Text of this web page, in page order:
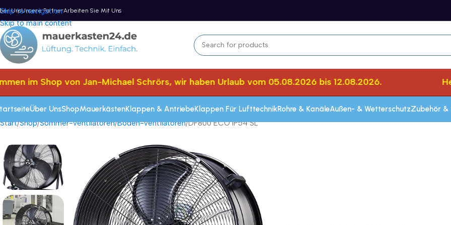
Skip to navigation
Skip to main content
UnsUnsere PartnerArbeiten Sie Mit Uns
im Shop von Jan-Michael Schrörs, wir haben Urlaub vom 05.08.2026 bis 12.08.2026.
Über UnsShopMauerkästenKlappen & AntriebeKlappen Für LufttechnikRohre & KanäleAußen- & WetterschutzZubehör &
Start Shop Sommer-ventilatoren Boden-ventilatoren DF800 ECO IP54 SL